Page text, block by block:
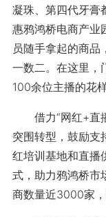
凝珠、第四代牙膏
惠鸦鸿桥电商产业
员随手拿起的商品
一数二。在这里，
100余位主播的花
借力“网红+直播
突围转型，鼓励支
红培训基地和直播
式，助力鸦鸿桥市
商数量近3000家，